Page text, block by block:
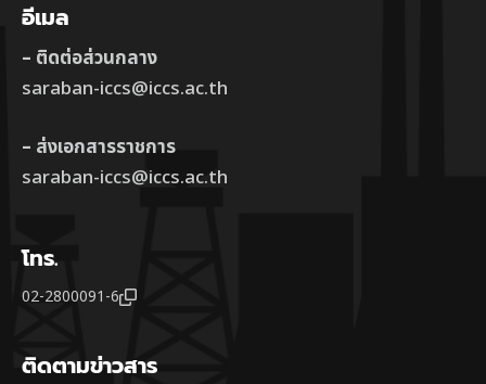
อีเมล
– ติดต่อส่วนกลาง
saraban-iccs@iccs.ac.th
– ส่งเอกสารราชการ
saraban-iccs@iccs.ac.th
โทร.
02-2800091-6
ติดตามข่าวสาร